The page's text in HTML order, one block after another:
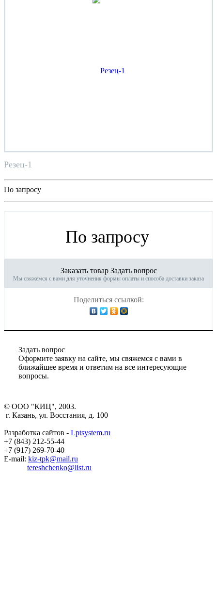
Резец-1
По запросу
По запросу
Заказать товар Задать вопрос
Мы свяжемся с вами для уточнения формы оплаты и способа доставки заказа
Поделиться ссылкой:
Задать вопрос
Оформите заявку на сайте, мы свяжемся с вами в
ближайшее время и ответим на все интересующие
вопросы.
© ООО "КИЦ", 2003.
г. Казань, ул. Восстания, д. 100
Разработка сайтов - Lptsystem.ru
+7 (843) 212-55-44
+7 (917) 269-70-40
E-mail: kiz-tpk@mail.ru
tereshchenko@list.ru